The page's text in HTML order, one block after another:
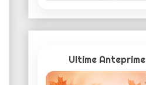
Ultime Anteprime